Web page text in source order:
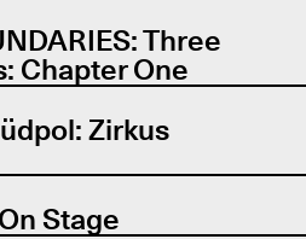
Three
Chapter One
Zirkus
Stage